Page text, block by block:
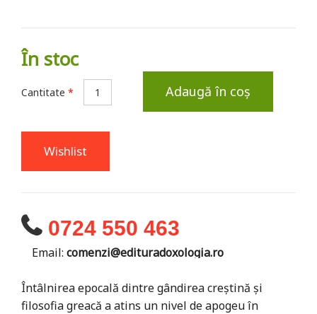
În stoc
Cantitate * Adaugă în coș
Wishlist
0724 550 463
Email: comenzi@edituradoxologia.ro
Întâlnirea epocală dintre gândirea creștină și
filosofia greacă a atins un nivel de apogeu în